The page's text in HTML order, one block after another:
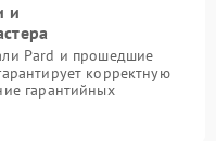
и
Pard и прошедшие
корректную
гарантийных